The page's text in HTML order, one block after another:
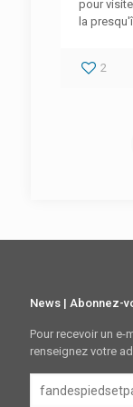
pour
la
2
News | Abonnez-
Pour recevoir un e-
renseignez votre